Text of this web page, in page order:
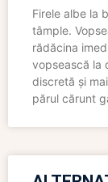
Firele albe la
tâmple.
rădăcina
vopsească la
discretă și
părul cărunt